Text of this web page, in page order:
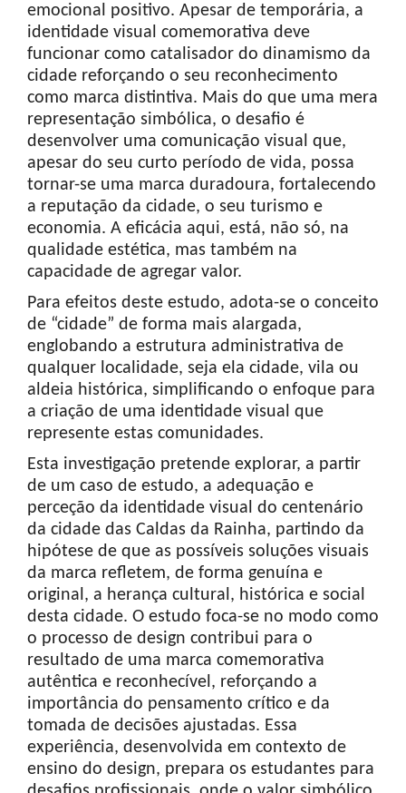
emocional positivo. Apesar de temporária, a
identidade visual comemorativa deve
funcionar como catalisador do dinamismo da
cidade reforçando o seu reconhecimento
como marca distintiva. Mais do que uma mera
representação simbólica, o desafio é
desenvolver uma comunicação visual que,
apesar do seu curto período de vida, possa
tornar-se uma marca duradoura, fortalecendo
a reputação da cidade, o seu turismo e
economia. A eficácia aqui, está, não só, na
qualidade estética, mas também na
capacidade de agregar valor.
Para efeitos deste estudo, adota-se o conceito
de “cidade” de forma mais alargada,
englobando a estrutura administrativa de
qualquer localidade, seja ela cidade, vila ou
aldeia histórica, simplificando o enfoque para
a criação de uma identidade visual que
represente estas comunidades.
Esta investigação pretende explorar, a partir
de um caso de estudo, a adequação e
perceção da identidade visual do centenário
da cidade das Caldas da Rainha, partindo da
hipótese de que as possíveis soluções visuais
da marca refletem, de forma genuína e
original, a herança cultural, histórica e social
desta cidade. O estudo foca-se no modo como
o processo de design contribui para o
resultado de uma marca comemorativa
autêntica e reconhecível, reforçando a
importância do pensamento crítico e da
tomada de decisões ajustadas. Essa
experiência, desenvolvida em contexto de
ensino do design, prepara os estudantes para